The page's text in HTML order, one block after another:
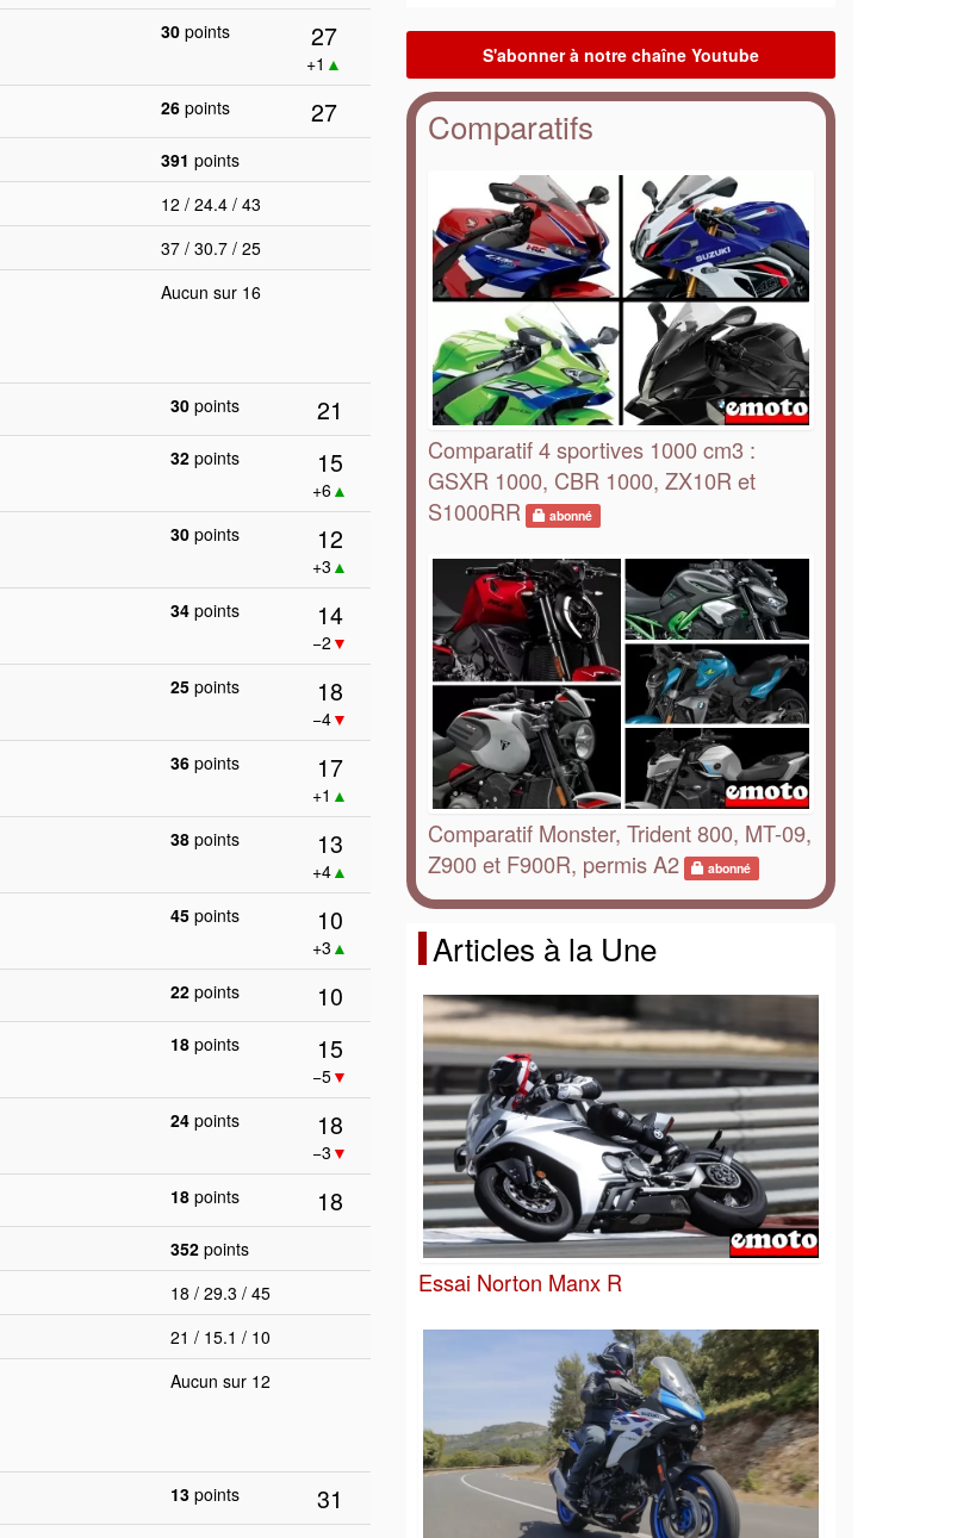
30 points 27
+1 ▲
26 points 27
391 points
12 / 24.4 / 43
37 / 30.7 / 25
Aucun sur 16
30 points 21
32 points 15
+6▲
30 points 12
+3 ▲
34 points 14
−2 ▼
25 points 18
−4▼
36 points 17
+1 ▲
38 points 13
+4▲
45 points 10
+3 ▲
22 points 10
18 points 15
−5▼
24 points 18
−3 ▼
18 points 18
352 points
18 / 29.3 / 45
21 / 15.1 / 10
Aucun sur 12
13 points 31
Comparatifs
Comparatif 4 sportives 1000 cm3 :
GSXR 1000, CBR 1000, ZX10R et
S1000RR
abonné
Comparatif Monster, Trident 800, MT-09,
Z900 et F900R, permis A2
abonné
Articles à la Une
Essai Norton Manx R